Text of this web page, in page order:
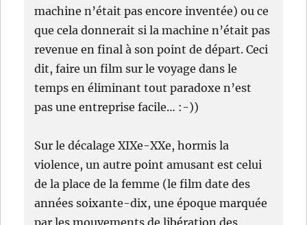
machine n’était pas encore inventée) ou ce
que cela donnerait si la machine n’était pas
revenue en final à son point de départ. Ceci
dit, faire un film sur le voyage dans le
temps en éliminant tout paradoxe n’est
pas une entreprise facile… :-))
Sur le décalage XIXe-XXe, hormis la
violence, un autre point amusant est celui
de la place de la femme (le film date des
années soixante-dix, une époque marquée